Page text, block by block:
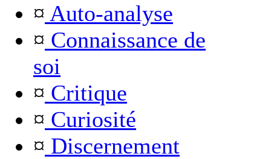
¤ Auto-analyse
¤ Connaissance de
soi
¤ Critique
¤ Curiosité
¤ Discernement